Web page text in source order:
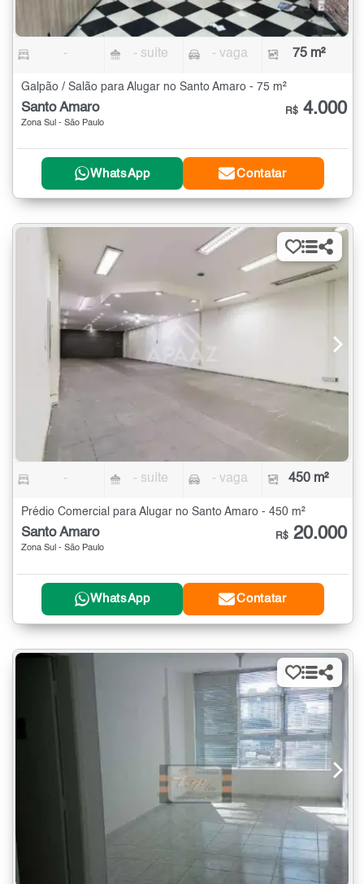
- - suíte - vaga 75 m²
Galpão / Salão para Alugar no Santo Amaro - 75 m²
Santo Amaro
Zona Sul - São Paulo
R$ 4.000
WhatsApp Contatar
- - suíte - vaga 450 m²
Prédio Comercial para Alugar no Santo Amaro - 450 m²
Santo Amaro
Zona Sul - São Paulo
R$ 20.000
WhatsApp Contatar